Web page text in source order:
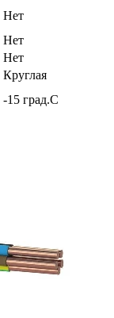
Нет
Нет
Нет
Круглая
-15 град.C